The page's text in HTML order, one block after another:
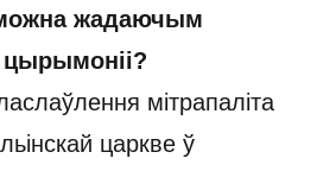
жадаючым
мітрапаліта
царкве ў